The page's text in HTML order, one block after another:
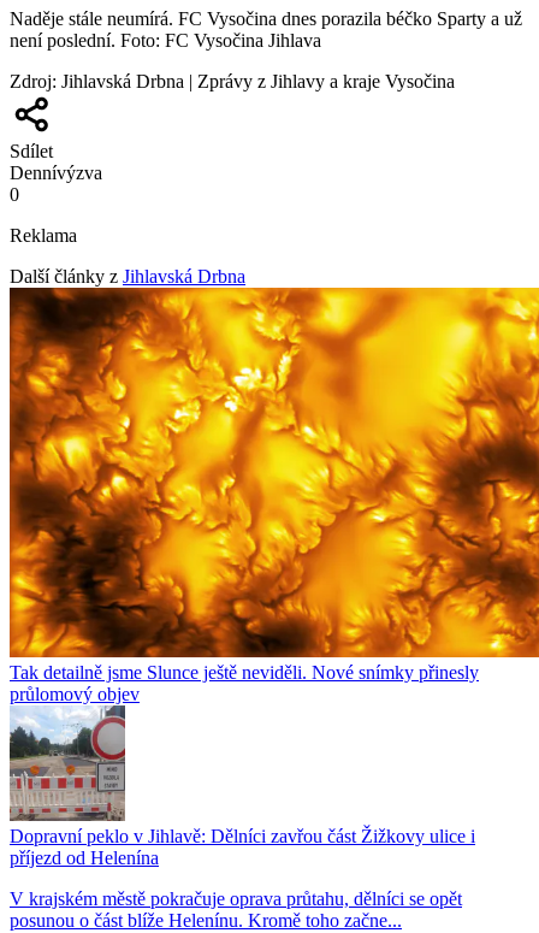
Naděje stále neumírá. FC Vysočina dnes porazila béčko Sparty a už
není poslední. Foto: FC Vysočina Jihlava
Zdroj: Jihlavská Drbna | Zprávy z Jihlavy a kraje Vysočina
Sdílet
Dennívýzva
0
Reklama
Další články z Jihlavská Drbna
Tak detailně jsme Slunce ještě neviděli. Nové snímky přinesly
průlomový objev
Dopravní peklo v Jihlavě: Dělníci zavřou část Žižkovy ulice i
příjezd od Helenína
V krajském městě pokračuje oprava průtahu, dělníci se opět
posunou o část blíže Helenínu. Kromě toho začne...